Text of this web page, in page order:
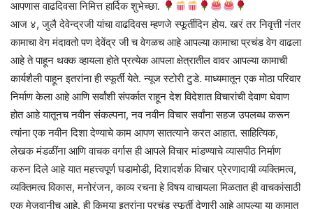
आपणास वाढदिवसा निमित्त हार्दिक शुभेच्छा.
आज ४, जुलै देवेन्द्रजी यांचा वाढदिवस म्हणजे स्फूर्तीदिन होय. खरं तर निवृत्ती नंतर
कामाचा वेग मंदावतो पण देवेंद्र जी च वेगळच आहे आपल्या कामाचा प्रचंड वेग वाढला
आहे ते पाहून थक्क व्हायला होते प्रत्येक आपला क्षेत्रातील वावर आपल्या कामाची
कार्यशैली पाहून इतरांना ही स्फूर्ती येते. न्यूज स्टोरी टुडे. माध्यमातून एक मोठा परिवार
निर्माण केला आहे आणि सर्वांशी संपर्कात राहून देश विदेशात विचारांची देवाण घेवाण
होत आहे यातूनच नवीन संकल्पना, नव नवीन विचार सर्वांना सहज उपलब्ध करून
त्यांना एक नवीन दिशा देण्याचे काम आपण सातत्याने करत आहात. साहित्यिक,
लेखक मंडळींना आणि वाचक वर्गास ही आपले विचार मांडण्याचे व्यासपीठ निर्माण
करुन दिले आहे यात महत्त्वपूर्ण घडामोडी, दिशादर्शक विचार प्रेरणादायी व्यक्तिमत्व,
व्यक्तिमत्व विकास, मनोरंजन, काव्य रचना हे विषय वाचायला मिळतात ही वाचकांसाठी
एक मेजवानीच आहे. ही किमया इतरांना प्रचंड स्फूर्ती देणारी आहे आपल्या या कामात